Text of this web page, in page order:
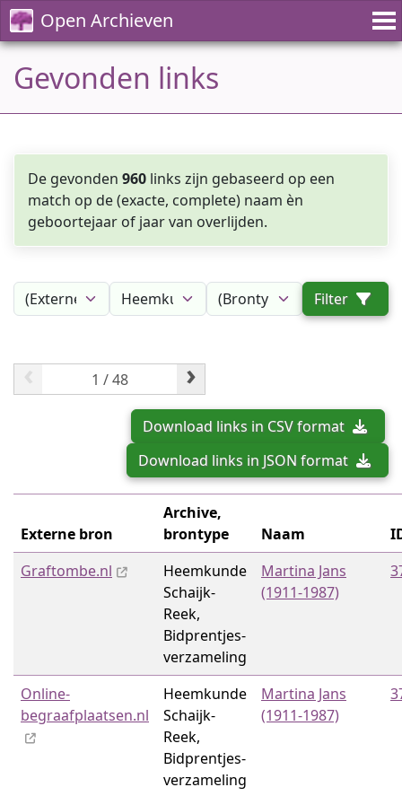
Open Archieven
Gevonden links
De gevonden 960 links zijn gebaseerd op een
match op de (exacte, complete) naam èn
geboortejaar of jaar van overlijden.
Filter
‹ ›
Download links in CSV format
Download links in JSON format
Externe bron
Archive,
brontype
Naam
Graftombe.nl
Heemkunde
Schaijk-
Reek,
Bidprentjes­
verzameling
Martina Jans
(1911-1987)
Online-
begraafplaatsen.nl
Heemkunde
Schaijk-
Reek,
Bidprentjes­
verzameling
Martina Jans
(1911-1987)